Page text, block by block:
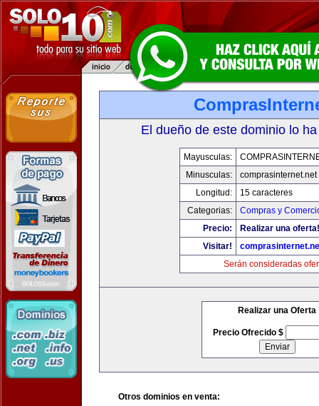
El dueño de este dominio lo
Mayusculas:
Minusculas:
comprasinternet.net
Longitud:
15 caracteres
Categorias:
Compras y
Precio:
Realizar una oferta!
Visitar!
Serán consideradas
Realizar una Oferta
Precio Ofrecido $
Otros dominios en venta: